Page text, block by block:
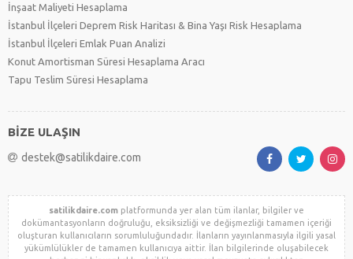
İnşaat Maliyeti Hesaplama
İstanbul İlçeleri Deprem Risk Haritası & Bina Yaşı Risk Hesaplama
İstanbul İlçeleri Emlak Puan Analizi
Konut Amortisman Süresi Hesaplama Aracı
Tapu Teslim Süresi Hesaplama
BİZE ULAŞIN
destek@satilikdaire.com
satilikdaire.com platformunda yer alan tüm ilanlar, bilgiler ve
dokümantasyonların doğruluğu, eksiksizliği ve değişmezliği tamamen içeriği
oluşturan kullanıcıların sorumluluğundadır. İlanların yayınlanmasıyla ilgili yasal
yükümlülükler de tamamen kullanıcıya aittir. İlan bilgilerinde oluşabilecek